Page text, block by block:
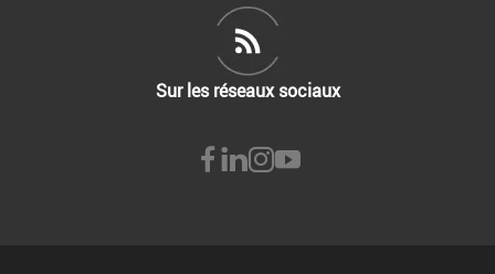
Sur les réseaux sociaux